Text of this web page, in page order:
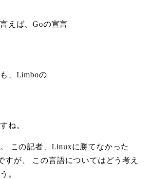
えば、Goの宣言
、Limboの
ね。
この記者、Linuxに勝てなかった
すが、 この言語についてはどう考え
。